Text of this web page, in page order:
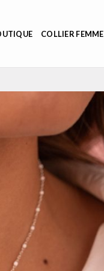
COLLIER FEMME